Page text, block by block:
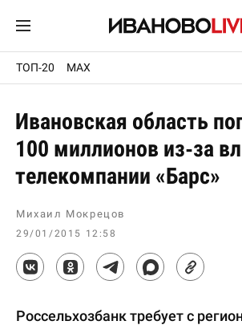
ТОП-20 MAX
Ивановская область
100 миллионов из-за
телекомпании «Барс»
Михаил Мокрецов
29/01/2015 12:58
Россельхозбанк требует с